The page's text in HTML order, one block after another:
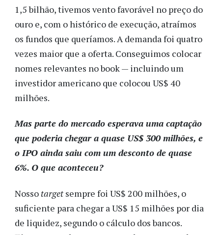
1,5 bilhão, tivemos vento favorável no preço do
ouro e, com o histórico de execução, atraímos
os fundos que queríamos. A demanda foi quatro
vezes maior que a oferta. Conseguimos colocar
nomes relevantes no book — incluindo um
investidor americano que colocou US$ 40
milhões.
Mas parte do mercado esperava uma captação
que poderia chegar a quase US$ 300 milhões, e
o IPO ainda saiu com um desconto de quase
6%. O que aconteceu?
Nosso targetsempre foi US$ 200 milhões, o
suficiente para chegar a US$ 15 milhões por dia
de liquidez, segundo o cálculo dos bancos.